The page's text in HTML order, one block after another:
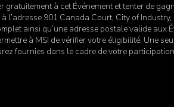
à cet Événement et tenter de
l’adresse 901 Canada Court, City of
ainsi qu’une adresse postale valide aux
à MSI de vérifier votre éligibilité. Une
fournies dans le cadre de votre